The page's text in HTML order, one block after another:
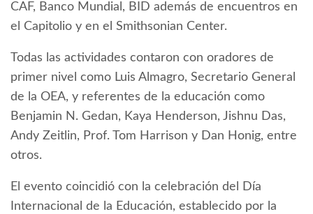
CAF, Banco Mundial, BID además de encuentros en
el Capitolio y en el Smithsonian Center.
Todas las actividades contaron con oradores de
primer nivel como Luis Almagro, Secretario General
de la OEA, y referentes de la educación como
Benjamin N. Gedan, Kaya Henderson, Jishnu Das,
Andy Zeitlin, Prof. Tom Harrison y Dan Honig, entre
otros.
El evento coincidió con la celebración del Día
Internacional de la Educación, establecido por la